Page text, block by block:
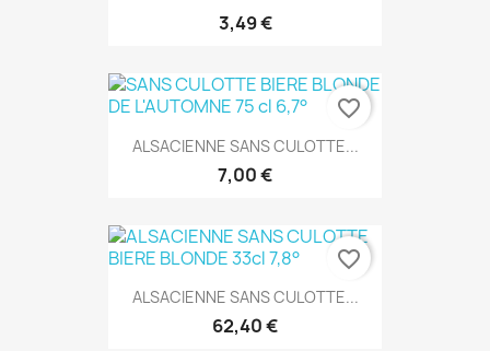
3,49 €
ALSACIENNE SANS CULOTTE...
7,00 €
favorite_border
ALSACIENNE SANS CULOTTE...
62,40 €
favorite_border